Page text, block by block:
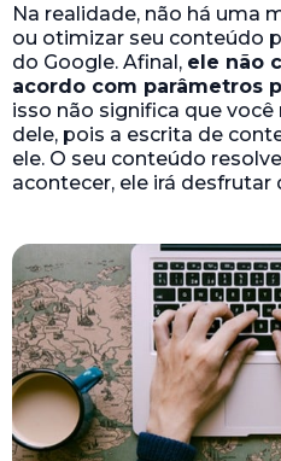
Na realidade, não há uma
ou otimizar seu conteúdo
do Google. Afinal, ele não
acordo com parâmetros
isso não significa que
dele, pois a escrita de
ele. O seu conteúdo
acontecer, ele irá desfrutar